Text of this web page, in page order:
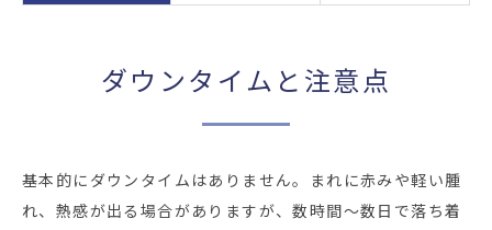
ダウンタイムと注意点
基本的にダウンタイムはありません。まれに赤みや軽い腫
れ、熱感が出る場合がありますが、数時間〜数日で落ち着